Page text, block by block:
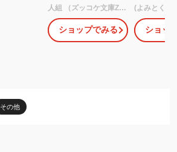
人組 （ズッコケ文庫Z）
[ 那須 正幹 ]
ショップでみる
(よみとく10
ショッ
その他